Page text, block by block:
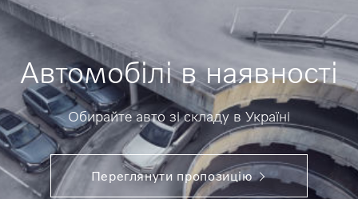
Автомобілі в наявності
Обирайте авто зі складу в Україні
Переглянути пропозицію